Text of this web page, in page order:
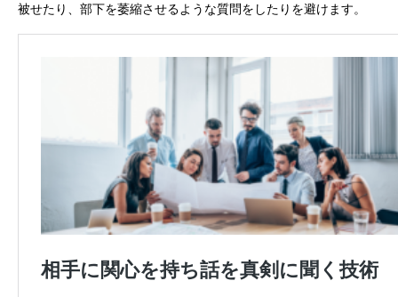
被せたり、部下を萎縮させるような質問をしたりを避けます。